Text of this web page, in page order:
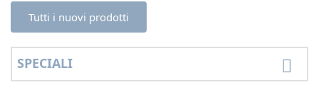
Tutti i nuovi prodotti
SPECIALI